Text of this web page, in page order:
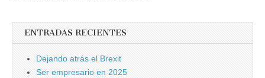
ENTRADAS RECIENTES
Dejando atrás el Brexit
Ser empresario en 2025